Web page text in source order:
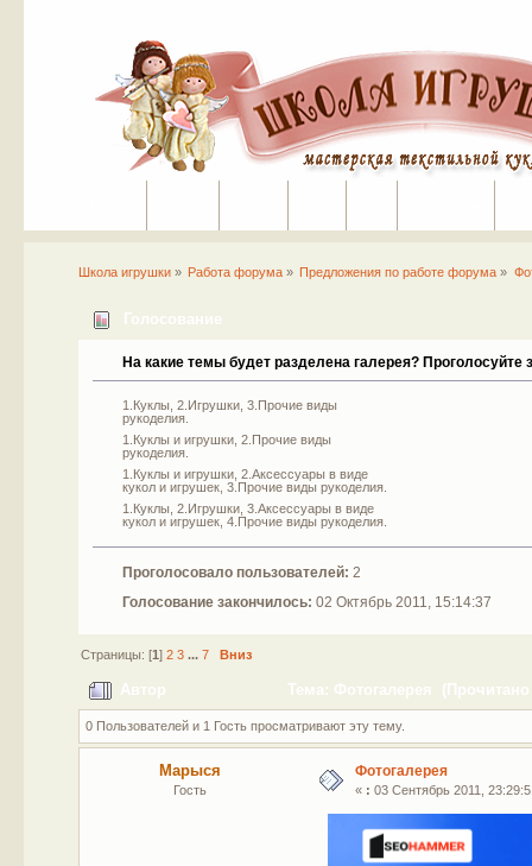
Школа игрушки» Работа форума » Предложения по работе форума »
Голосование
На какие темы будет разделена галерея? Проголосуйте
1.Куклы, 2.Игрушки, 3.Прочие виды
рукоделия.
1.Куклы и игрушки, 2.Прочие виды
рукоделия.
1.Куклы и игрушки, 2.Аксессуары в виде
кукол и игрушек, 3.Прочие виды рукоделия.
1.Куклы, 2.Игрушки, 3.Аксессуары в виде
кукол и игрушек, 4.Прочие виды рукоделия.
Проголосовало пользователей: 2
Голосование закончилось: 02 Октябрь 2011, 15:14:37
Страницы: [1 ] 2 3 ... 7 Вниз
Автор Тема: Фотогалерея (Прочитано
0 Пользователей и 1 Гость просматривают эту тему.
Марыся
Гость
Фотогалерея
« : 03 Сентябрь 2011,